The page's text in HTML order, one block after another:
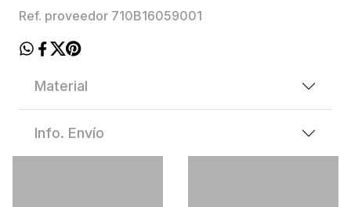
Ref. proveedor 710B16059001
Material
Info. Envío